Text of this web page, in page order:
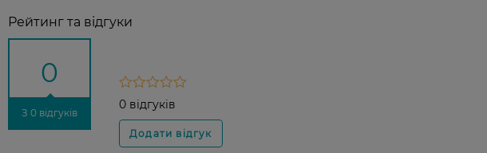
Рейтинг та відгуки
0
З 0 відгуків
0 відгуків